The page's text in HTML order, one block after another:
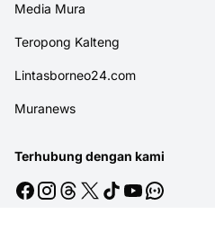
Media Mura
Teropong Kalteng
Lintasborneo24.com
Muranews
Terhubung dengan kami